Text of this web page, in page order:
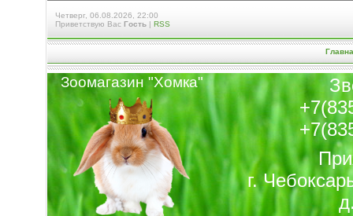
Четверг, 06.08.2026, 22:00
Приветствую Вас Гость| RSS
Зоомагазин "Хомка"
г.